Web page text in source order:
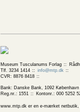
Museum Tusculanums Forlag
Tlf. 3234 1414
info@mtp.dk
CVR: 8876 8418
Bank: Danske Bank, 1092 København
Reg.nr.: 1551
Kontonr.: 000 5252
www.mtp.dk er en e-mærket